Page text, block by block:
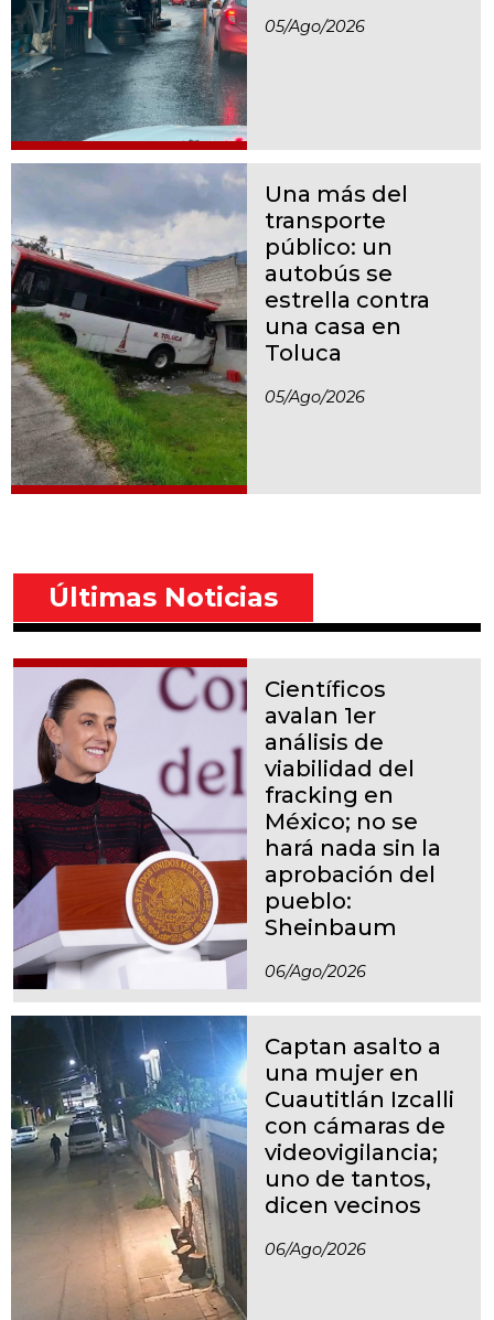
05/ago/2026
Una más del
transporte
público: un
autobús se
estrella contra
una casa en
Toluca
05/ago/2026
Últimas Noticias
Científicos
avalan 1er
análisis de
viabilidad del
fracking en
México; no se
hará nada sin la
aprobación del
pueblo:
Sheinbaum
06/ago/2026
Captan asalto a
una mujer en
Cuautitlán Izcalli
con cámaras de
videovigilancia;
uno de tantos,
dicen vecinos
06/ago/2026